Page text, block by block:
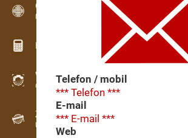
OPTI-TIMB
Pořezová schémata
Dřevařské kalkulačky
WoodProfi
Objem dřeva s AI
Záznamník
Evidence dřeva v terénu
Telefon / mobil
*** Telefon ***
E-mail
*** E-mail ***
Web